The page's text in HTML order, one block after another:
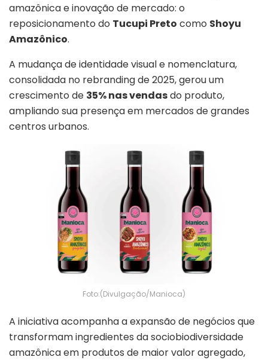
amazônica e inovação de mercado: o
reposicionamento do Tucupi Preto como Shoyu
Amazônico.
A mudança de identidade visual e nomenclatura,
consolidada no rebranding de 2025, gerou um
crescimento de 35% nas vendasdo produto,
ampliando sua presença em mercados de grandes
centros urbanos.
Foto:(Divulgação/Manioca)
A iniciativa acompanha a expansão de negócios que
transformam ingredientes da sociobiodiversidade
amazônica em produtos de maior valor agregado,